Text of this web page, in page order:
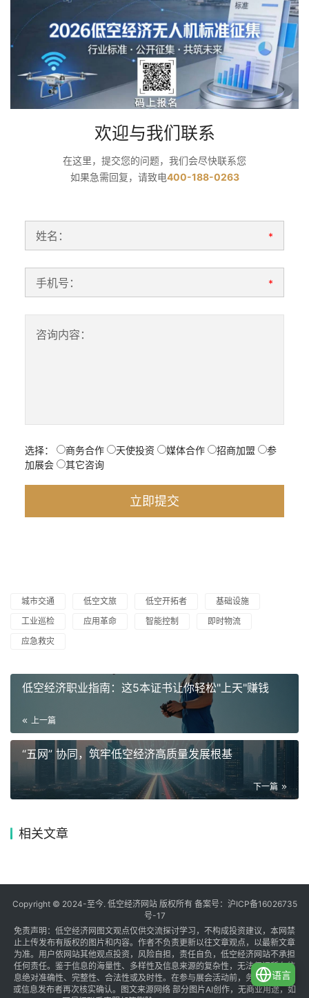
欢迎与我们联系
在这里，提交您的问题，我们会尽快联系您
如果急需回复，请致电400-188-0263
姓名： *
手机号： *
咨询内容：
选择： 商务合作 天使投资 媒体合作 招商加盟
参
加展会
其它咨询
城市交通 低空文旅 低空开拓者
基础设施
工业巡检
应用革命 智能控制
即时物流
应急救灾
低空经济职业指南：这5本证书让你轻松"上天"赚钱
上一篇
“五网” 协同，筑牢低空经济高质量发展根基
下一篇
相关文章
Copyright © 2024-至今. 低空经济网站 版权所有 备案号： 沪ICP备16026735
号-17
免责声明：低空经济网图文观点仅供交流探讨学习，不构成投资建议，本网禁
止上传发布有版权的图片和内容。作者不负责更新以往文章观点，以最新文章
为准。用户依网站其他观点投资，风险自担，责任自负，低空经济网站不承担
任何责任。鉴于信息的海量性、多样性及信息来源的复杂性，无法保证所有信
息绝对准确性、完整性、合法性或及时性。在参与展会活动前，务必与组织方
或信息发布者再次核实确认。图文来源网络 部分图片AI创作，无商业用途，如
语言